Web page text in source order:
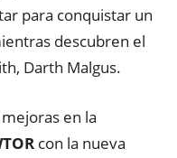
para conquistar un
descubren el
Darth Malgus.
en la
con la nueva